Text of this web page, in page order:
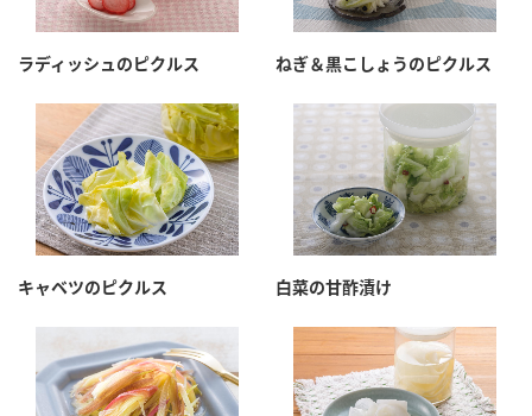
ラディッシュのピクルス ねぎ＆黒こしょうのピクルス
キャベツのピクルス 白菜の甘酢漬け